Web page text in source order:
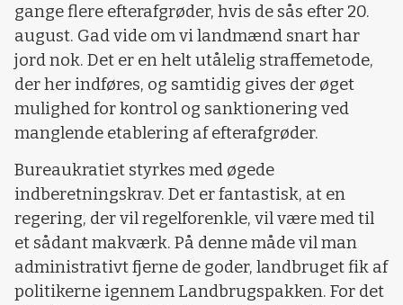
gange flere efterafgrøder, hvis de sås efter 20.
august. Gad vide om vi landmænd snart har
jord nok. Det er en helt utålelig straffemetode,
der her indføres, og samtidig gives der øget
mulighed for kontrol og sanktionering ved
manglende etablering af efterafgrøder.
Bureaukratiet styrkes med øgede
indberetningskrav. Det er fantastisk, at en
regering, der vil regelforenkle, vil være med til
et sådant makværk. På denne måde vil man
administrativt fjerne de goder, landbruget fik af
politikerne igennem Landbrugspakken. For det